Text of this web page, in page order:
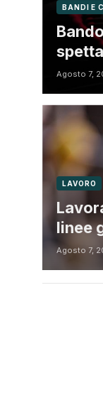
BANDI E
Agosto 7,
LAVORO
linee
Agosto 7,